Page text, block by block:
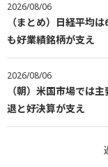
2026/08/06
（まとめ）日経平均
も好業績銘柄が支え
2026/08/06
（朝）米国市場では
退と好決算が支え